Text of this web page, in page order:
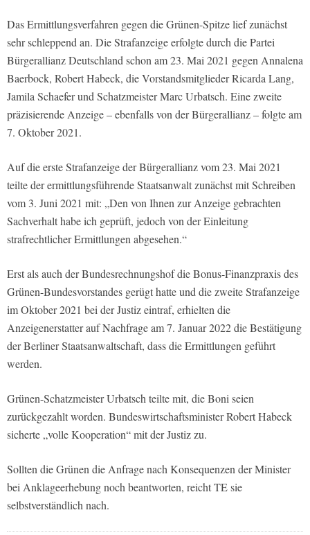
Das Ermittlungsverfahren gegen die Grünen-Spitze lief zunächst
sehr schleppend an. Die Strafanzeige erfolgte durch die Partei
Bürgerallianz Deutschland schon am 23. Mai 2021 gegen Annalena
Baerbock, Robert Habeck, die Vorstandsmitglieder Ricarda Lang,
Jamila Schaefer und Schatzmeister Marc Urbatsch. Eine zweite
präzisierende Anzeige – ebenfalls von der Bürgerallianz – folgte am
7. Oktober 2021.
Auf die erste Strafanzeige der Bürgerallianz vom 23. Mai 2021
teilte der ermittlungsführende Staatsanwalt zunächst mit Schreiben
vom 3. Juni 2021 mit: „Den von Ihnen zur Anzeige gebrachten
Sachverhalt habe ich geprüft, jedoch von der Einleitung
strafrechtlicher Ermittlungen abgesehen.“
Erst als auch der Bundesrechnungshof die Bonus-Finanzpraxis des
Grünen-Bundesvorstandes gerügt hatte und die zweite Strafanzeige
im Oktober 2021 bei der Justiz eintraf, erhielten die
Anzeigenerstatter auf Nachfrage am 7. Januar 2022 die Bestätigung
der Berliner Staatsanwaltschaft, dass die Ermittlungen geführt
werden.
Grünen-Schatzmeister Urbatsch teilte mit, die Boni seien
zurückgezahlt worden. Bundeswirtschaftsminister Robert Habeck
sicherte „volle Kooperation“ mit der Justiz zu.
Sollten die Grünen die Anfrage nach Konsequenzen der Minister
bei Anklageerhebung noch beantworten, reicht TE sie
selbstverständlich nach.